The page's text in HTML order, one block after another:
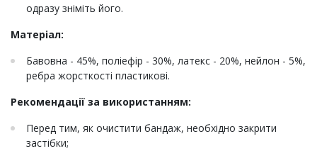
одразу зніміть його.
Матеріал:
Бавовна - 45%, поліефір - 30%, латекс - 20%, нейлон - 5%,
ребра жорсткості пластикові.
Рекомендації за використанням:
Перед тим, як очистити бандаж, необхідно закрити
застібки;